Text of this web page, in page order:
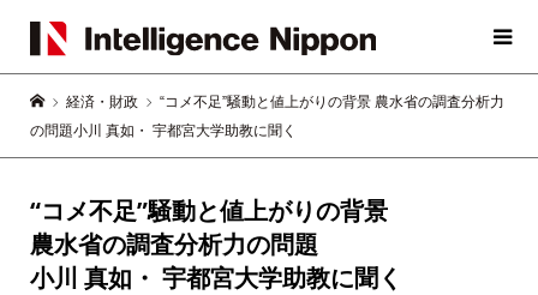
経済・財政
“コメ不足”騒動と値上がりの背景 農水省の調査分析力
の問題小川 真如・ 宇都宮大学助教に聞く
“コメ不足”騒動と値上がりの背景
農水省の調査分析力の問題
小川 真如・ 宇都宮大学助教に聞く